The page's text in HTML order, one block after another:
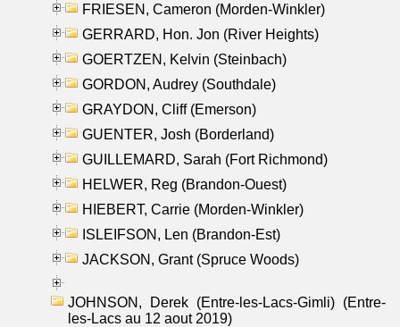
FRIESEN, Cameron (Morden-Winkler)
GERRARD, Hon. Jon (River Heights)
GOERTZEN, Kelvin (Steinbach)
GORDON, Audrey (Southdale)
GRAYDON, Cliff (Emerson)
GUENTER, Josh (Borderland)
GUILLEMARD, Sarah (Fort Richmond)
HELWER, Reg (Brandon-Ouest)
HIEBERT, Carrie (Morden-Winkler)
ISLEIFSON, Len (Brandon-Est)
JACKSON, Grant (Spruce Woods)
JOHNSON, Derek (Entre-les-Lacs-Gimli) (Entre-
les-Lacs au 12 aout 2019)